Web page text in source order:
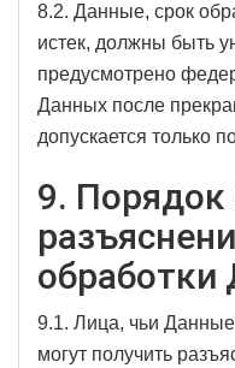
8.2. Данные, срок
истек, должны быть
предусмотрено
Данных после
допускается только
9. Порядок
9.1. Лица, чьи
могут получить